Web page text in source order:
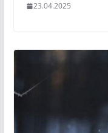
23.04.2025